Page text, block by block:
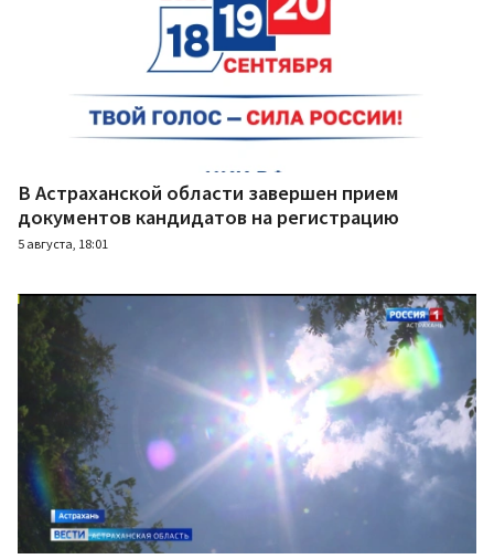
В Астраханской области завершен прием
документов кандидатов на регистрацию
5 августа, 18:01